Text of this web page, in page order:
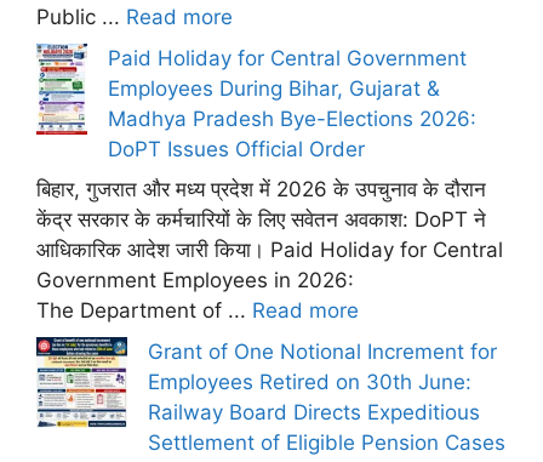
Public ... Read more
Paid Holiday for Central Government
Employees During Bihar, Gujarat &
Madhya Pradesh Bye-Elections 2026:
DoPT Issues Official Order
बिहार, गुजरात और मध्य प्रदेश में 2026 के उपचुनाव के दौरान
केंद्र सरकार के कर्मचारियों के लिए सवेतन अवकाश: DoPT ने
आधिकारिक आदेश जारी किया। Paid Holiday for Central
Government Employees in 2026:
The Department of ... Read more
Grant of One Notional Increment for
Employees Retired on 30th June:
Railway Board Directs Expeditious
Settlement of Eligible Pension Cases